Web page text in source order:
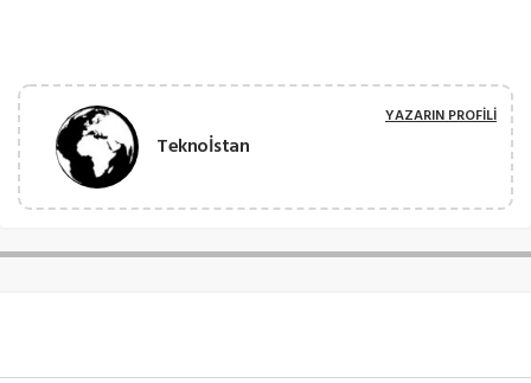
Teknoİstan
YAZARIN PROFILI